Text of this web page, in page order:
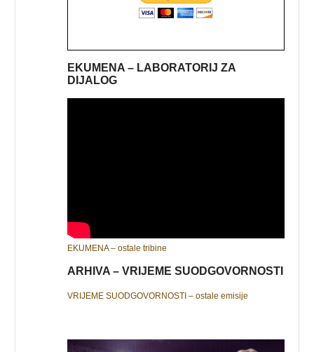
EKUMENA – LABORATORIJ ZA
DIJALOG
EKUMENA – ostale tribine
ARHIVA – VRIJEME SUODGOVORNOSTI
VRIJEME SUODGOVORNOSTI – ostale emisije